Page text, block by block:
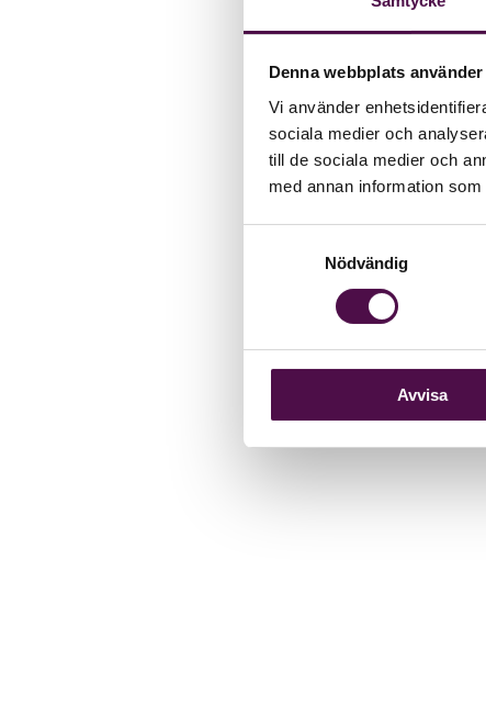
Denna webbplats
Vi använder
sociala medier och
till de sociala medier och
med annan information
Nödvändig
Avvisa